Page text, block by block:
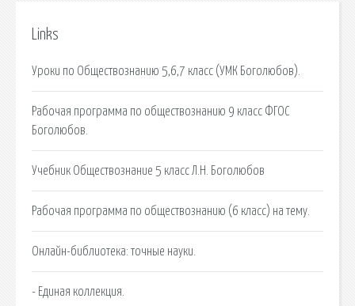
Links
Уроки по Обществознанию 5,6,7 класс (УМК Боголюбов).
Рабочая программа по обществознанию 9 класс ФГОС
Боголюбов.
Учебник Обществознание 5 класс Л.Н. Боголюбов
Рабочая программа по обществознанию (6 класс) на тему.
Онлайн-библиотека: точные науки.
- Единая коллекция.